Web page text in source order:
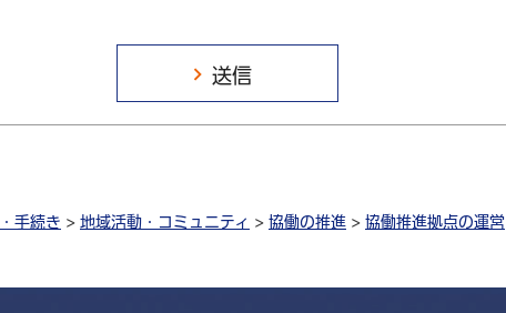
手続き > 地域活動・コミュニティ > 協働の推進 > 協働推進拠点の運営